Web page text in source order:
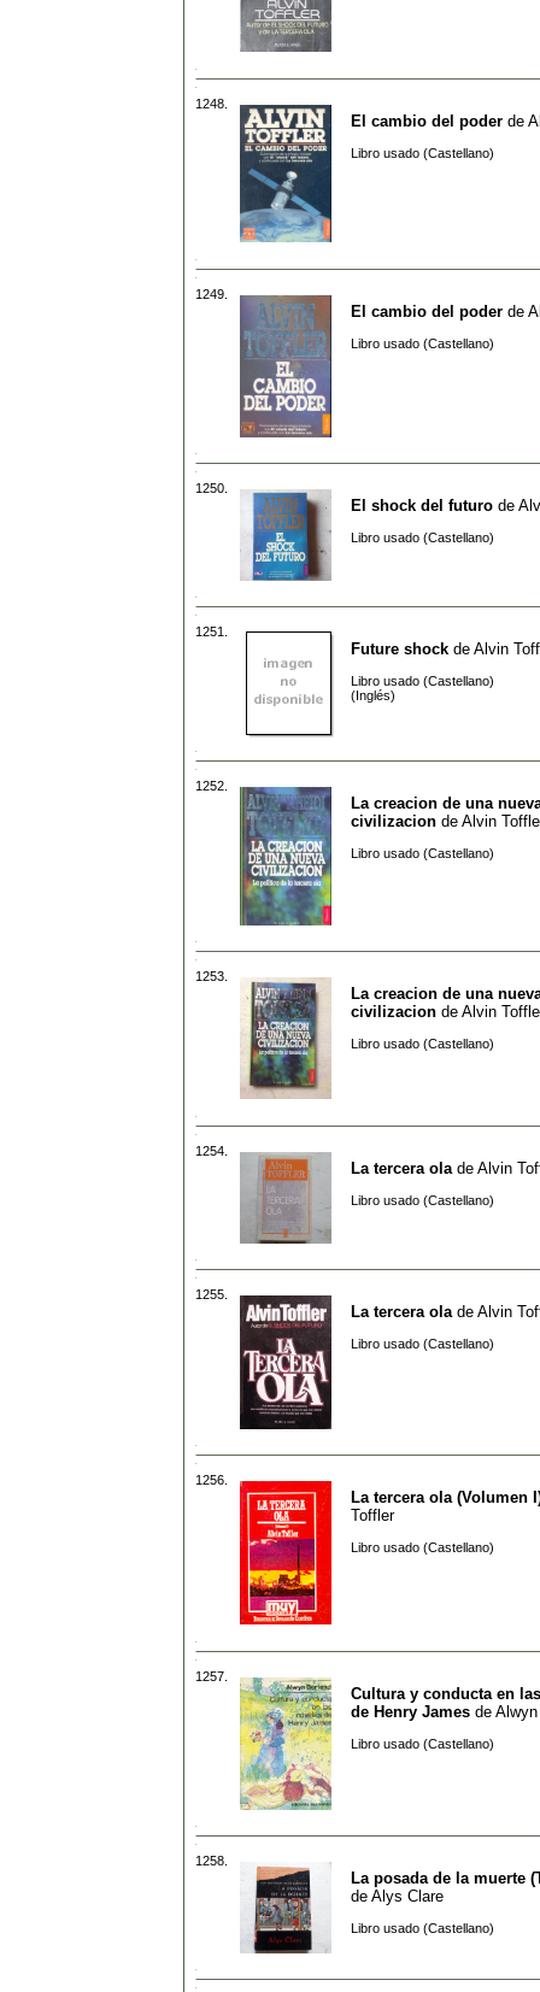
1248.
El cambio del poder de
Libro usado (Castellano)
1249.
El cambio del poder de
Libro usado (Castellano)
1250.
El shock del futuro de
Libro usado (Castellano)
1251.
Future shock de Alvin
Libro usado (Castellano)
(Inglés)
1252.
La creacion de una
civilizacion de Alvin
Libro usado (Castellano)
1253.
La creacion de una
civilizacion de Alvin
Libro usado (Castellano)
1254.
La tercera ola de Alvin
Libro usado (Castellano)
1255.
La tercera ola de Alvin
Libro usado (Castellano)
1256.
La tercera ola (Volumen
Toffler
Libro usado (Castellano)
1257.
Cultura y conducta en
de Henry James de
Libro usado (Castellano)
1258.
La posada de la muerte
de Alys Clare
Libro usado (Castellano)